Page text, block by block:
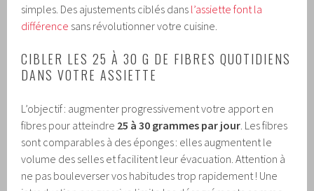
simples. Des ajustements ciblés dans l’assiette font la
différence sans révolutionner votre cuisine.
CIBLER LES 25 À 30 G DE FIBRES QUOTIDIENS
DANS VOTRE ASSIETTE
L’objectif : augmenter progressivement votre apport en
fibres pour atteindre 25 à 30 grammes par jour . Les fibres
sont comparables à des éponges : elles augmentent le
volume des selles et facilitent leur évacuation. Attention à
ne pas bouleverser vos habitudes trop rapidement ! Une